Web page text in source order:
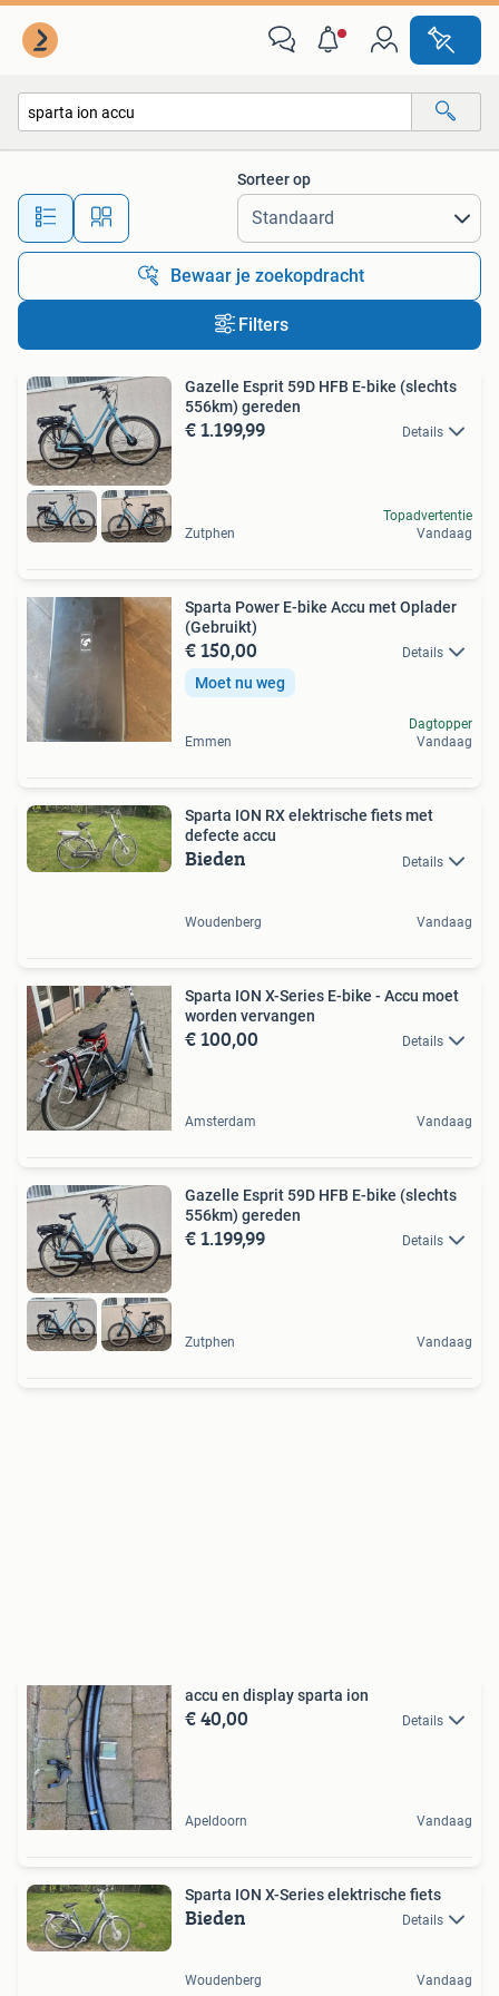
Alle afstanden…
Sorteer op
Bewaar je zoekopdracht
Filters
Gazelle Esprit 59D HFB E-bike (slechts
556km) gereden
€ 1.199,99 Details
Zutphen
Topadvertentie
Vandaag
Sparta Power E-bike Accu met Oplader
(Gebruikt)
€ 150,00 Details
Moet nu weg
Emmen
Dagtopper
Vandaag
Sparta ION RX elektrische fiets met
defecte accu
Bieden Details
Woudenberg Vandaag
Sparta ION X-Series E-bike - Accu moet
worden vervangen
€ 100,00 Details
Amsterdam Vandaag
Gazelle Esprit 59D HFB E-bike (slechts
556km) gereden
€ 1.199,99 Details
Zutphen Vandaag
accu en display sparta ion
€ 40,00 Details
Apeldoorn Vandaag
Sparta ION X-Series elektrische fiets
Bieden Details
Woudenberg Vandaag